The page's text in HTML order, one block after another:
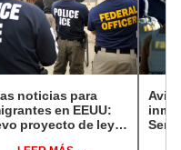
noticias para
en EEUU:
proyecto de ley